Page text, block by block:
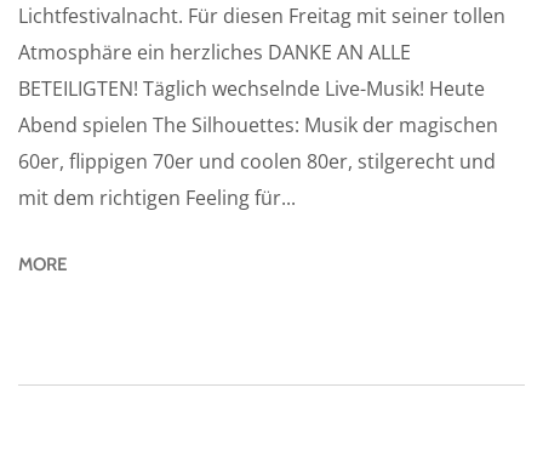
Lichtfestivalnacht. Für diesen Freitag mit seiner tollen
Atmosphäre ein herzliches DANKE AN ALLE
BETEILIGTEN! Täglich wechselnde Live-Musik! Heute
Abend spielen The Silhouettes: Musik der magischen
60er, flippigen 70er und coolen 80er, stilgerecht und
mit dem richtigen Feeling für...
MORE